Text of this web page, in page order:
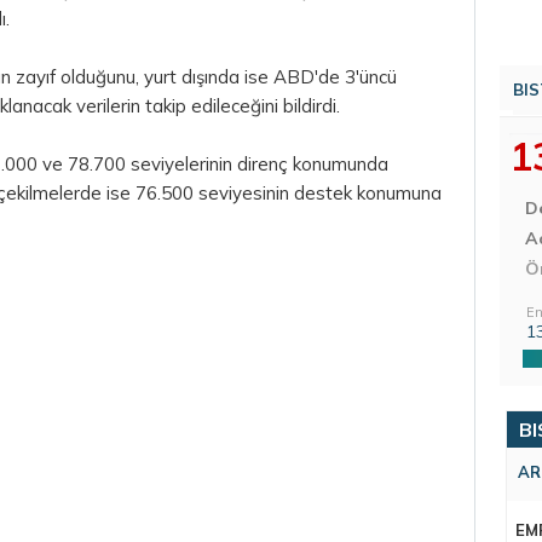
zayıf olduğunu, yurt dışında ise ABD'de 3'üncü
verilerin takip edileceğini bildirdi.
ve 78.700 seviyelerinin direnç konumunda
ise 76.500 seviyesinin destek konumuna